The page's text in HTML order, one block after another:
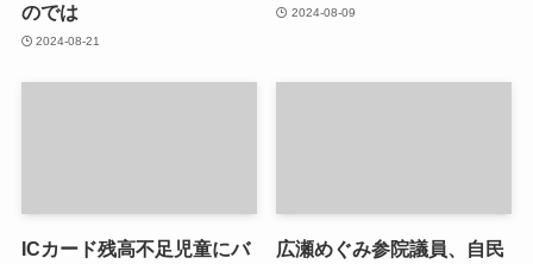
のでは
2024-08-21
2024-08-09
ICカード残高不足児童にバ
広瀬めぐみ参院議員、自民